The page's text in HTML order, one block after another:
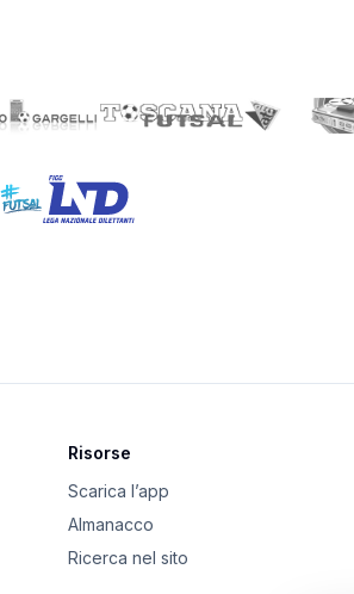
Risorse
Scarica l’app
Almanacco
Ricerca nel sito